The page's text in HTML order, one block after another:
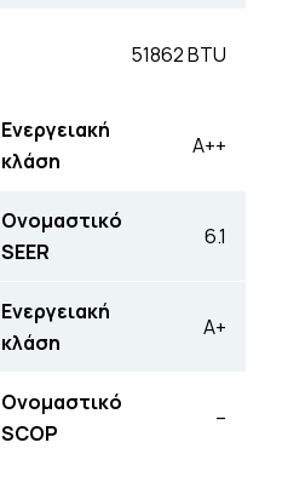
51862 BTU
Ενεργειακή
κλάση
A++
Ονοµαστικό
SEER
6.1
Ενεργειακή
κλάση
A+
Ονοµαστικό
SCOP
–